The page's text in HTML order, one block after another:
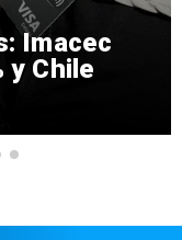
Imacec
y Chile